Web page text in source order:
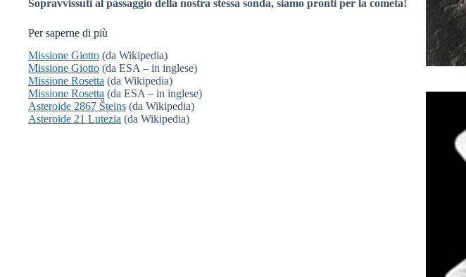
Sopravvissuti al passaggio della nostra stessa sonda, siamo pronti per la cometa!
Per saperne di più
Missione Giotto (da Wikipedia)
Missione Giotto (da ESA – in inglese)
Missione Rosetta (da Wikipedia)
Missione Rosetta (da ESA – in inglese)
Asteroide 2867 Šteins (da Wikipedia)
Asteroide 21 Lutezia (da Wikipedia)